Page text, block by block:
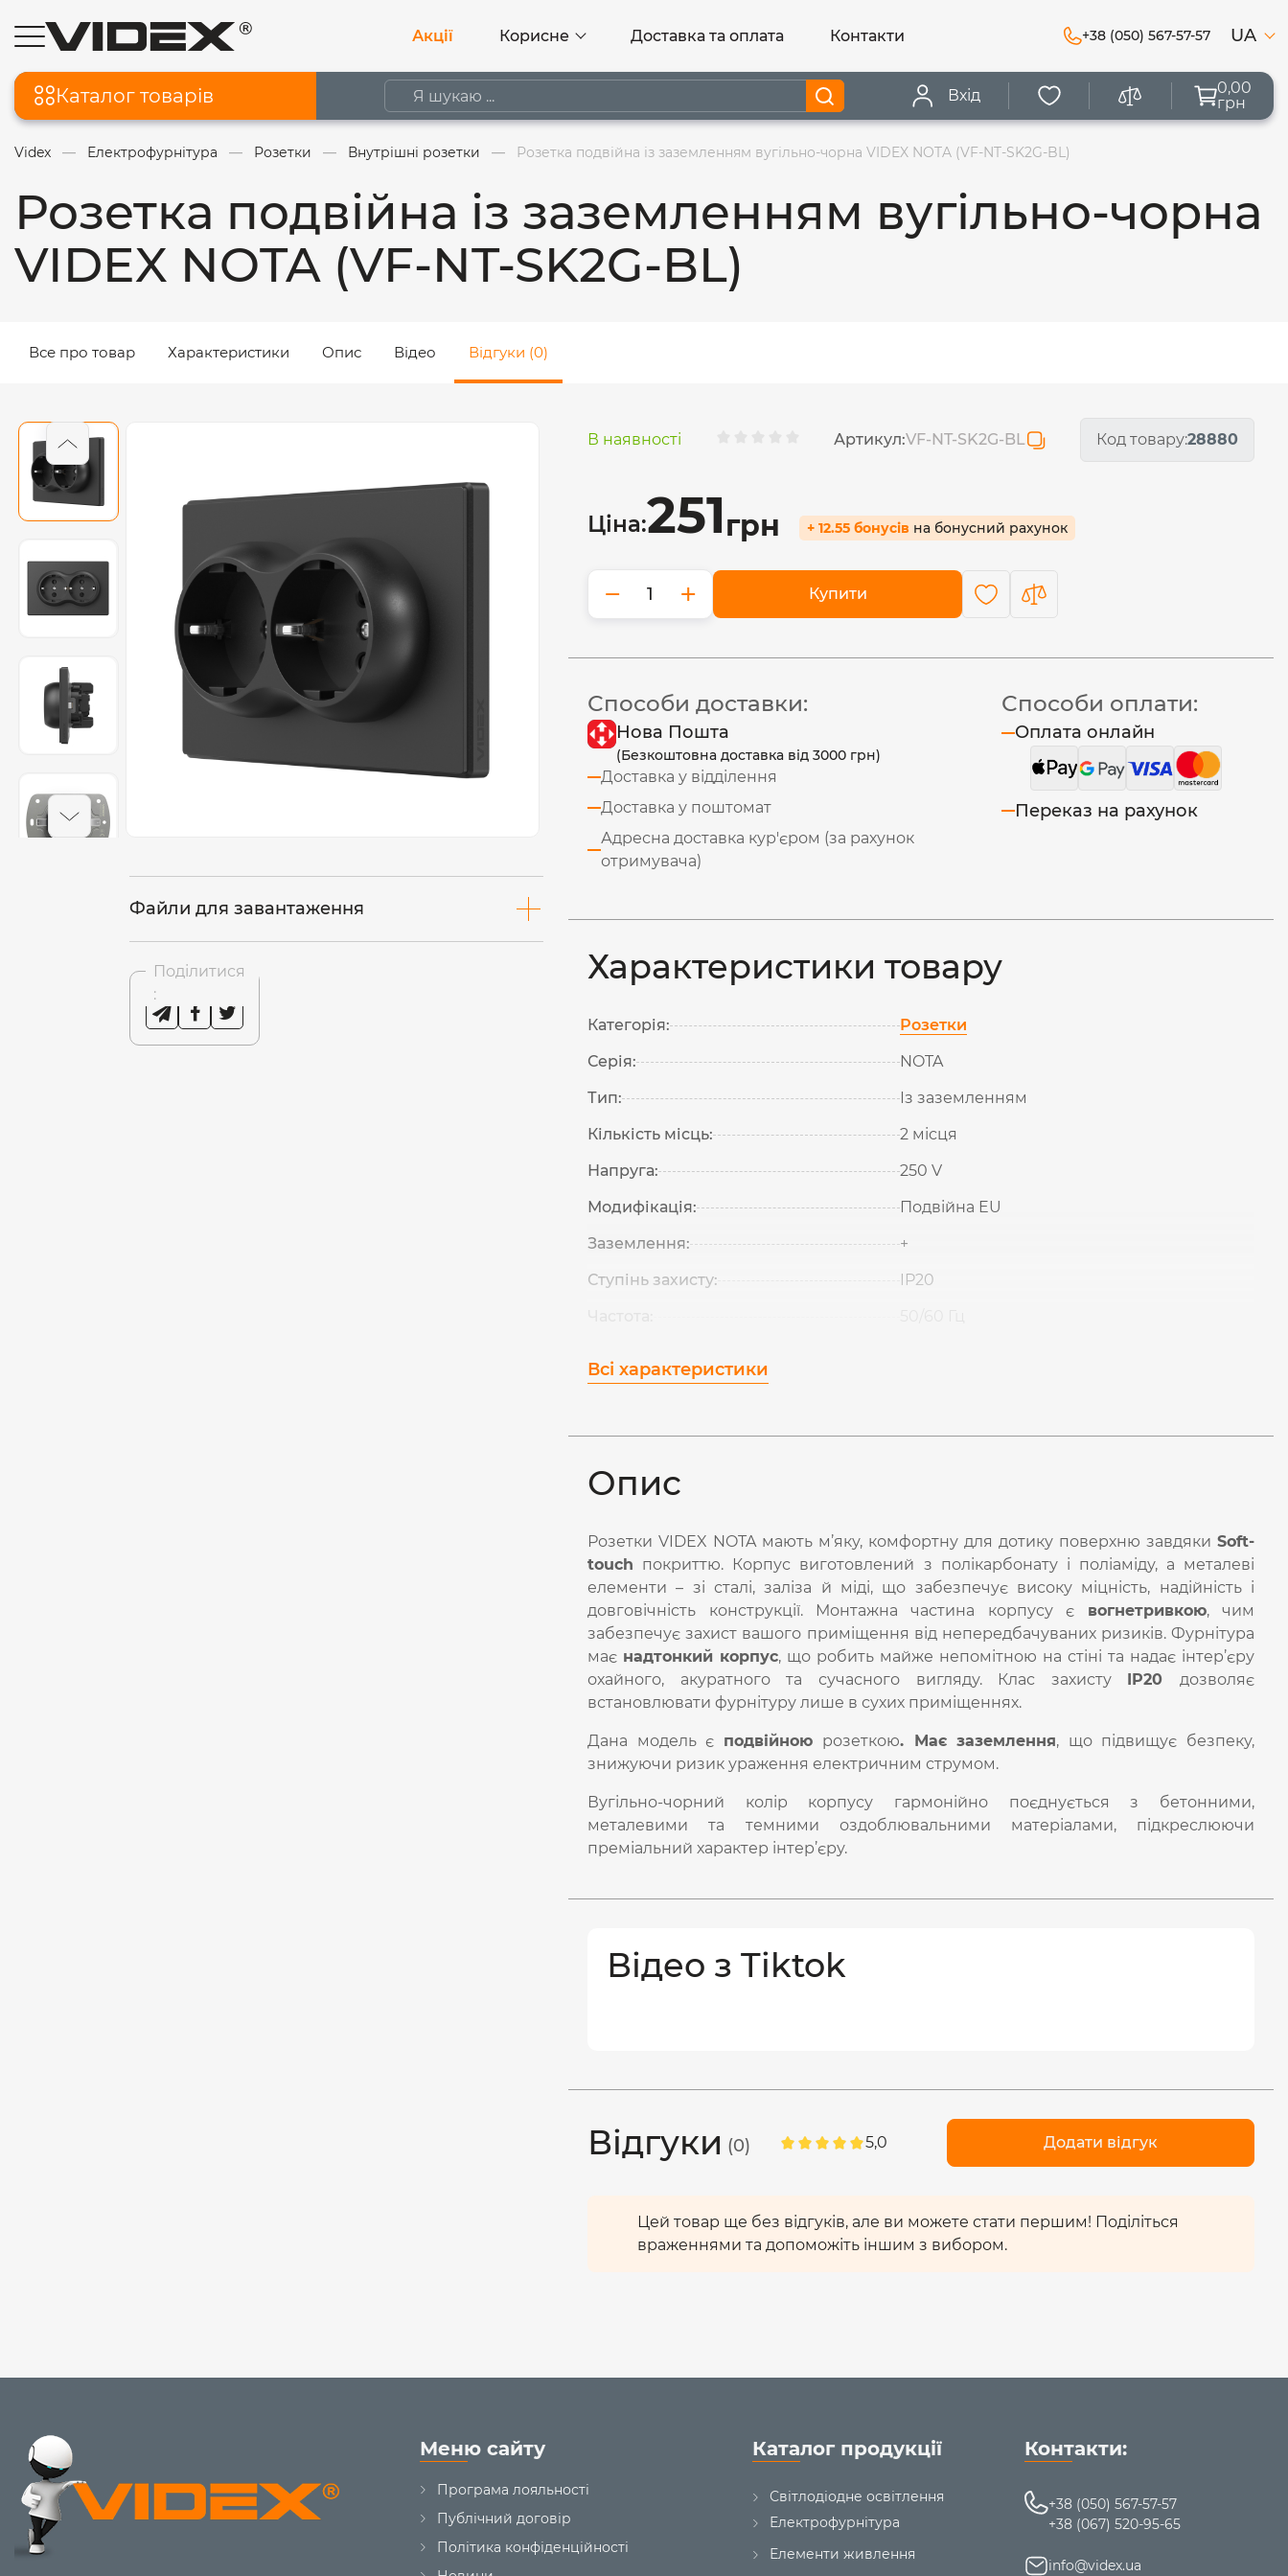
Акції Корисне Доставка та оплата Контакти +38 (050) 567-57-57 UA
Каталог товарів Вхід
0,00
грн
Videx Електрофурнітура Розетки Внутрішні розетки Розетка подвійна із заземленням вугільно-чорна VIDEX NOTA (VF-NT-SK2G-BL)
Розетка подвійна із заземленням вугільно-чорна
VIDEX NOTA (VF-NT-SK2G-BL)
Все про товар Характеристики Опис Відео Відгуки (0)
Файли для завантаження
Поділитися
:
В наявності Артикул:VF-NT-SK2G-BL Код товару:28880
Ціна:251грн + 12.55 бонусів на бонусний рахунок
− + Купити
Способи доставки:
Нова Пошта
(Безкоштовна доставка від 3000 грн)
Доставка у відділення
Доставка у поштомат
Адресна доставка кур'єром (за рахунок
отримувача)
Способи оплати:
Оплата онлайн
Переказ на рахунок
Характеристики товару
Категорія:
Розетки
Серія:
NOTA
Тип:
Із заземленням
Кількість місць:
2 місця
Напруга:
250 V
Модифікація:
Подвійна EU
Заземлення:
+
Ступінь захисту:
IP20
Всі характеристики
Опис
Розетки VIDEX NOTA мають м’яку, комфортну для дотику поверхню завдяки Soft-
touch покриттю. Корпус виготовлений з полікарбонату і поліаміду, а металеві
елементи – зі сталі, заліза й міді, що забезпечує високу міцність, надійність і
довговічність конструкції. Монтажна частина корпусу є вогнетривкою, чим
забезпечує захист вашого приміщення від непередбачуваних ризиків. Фурнітура
має надтонкий корпус, що робить майже непомітною на стіні та надає інтер’єру
охайного, акуратного та сучасного вигляду. Клас захисту IP20дозволяє
встановлювати фурнітуру лише в сухих приміщеннях.
Дана модель є подвійною розеткою. Має заземлення, що підвищує безпеку,
знижуючи ризик ураження електричним струмом.
Вугільно-чорний колір корпусу гармонійно поєднується з бетонними,
металевими та темними оздоблювальними матеріалами, підкреслюючи
преміальний характер інтер’єру.
Відео з Tiktok
Відгуки (0) 5,0 Додати відгук
Цей товар ще без відгуків, але ви можете стати першим! Поділіться
враженнями та допоможіть іншим з вибором.
Меню сайту
Програма лояльності
Публічний договір
Політика конфіденційності
Каталог продукції
Світлодіодне освітлення
Електрофурнітура
Елементи живлення
Контакти:
+38 (050) 567-57-57
+38 (067) 520-95-65
info@videx.ua